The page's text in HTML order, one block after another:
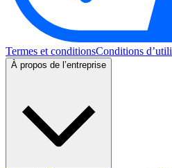
Termes et conditionsConditions
À propos de l’entreprise